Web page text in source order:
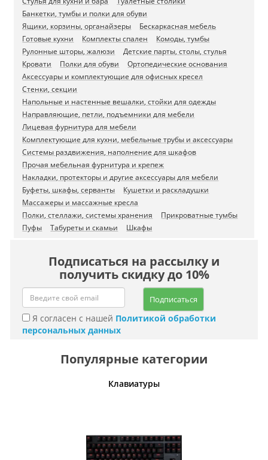
Банкетки, тумбы и полки для обуви
Ящики, корзины, органайзеры
Бескаркасная мебель
Готовые кухни
Комплекты спален
Комоды, тумбы
Рулонные шторы, жалюзи
Детские парты, столы, стулья
Кровати
Полки для обуви
Ортопедические основания
Аксессуары и комплектующие для офисных кресел
Стенки, секции
Напольные и настенные вешалки, стойки для одежды
Направляющие, петли, подъемники для мебели
Лицевая фурнитура для мебели
Комплектующие для кухни, мебельные трубы и аксессуары
Системы раздвижения, наполнение для шкафов
Прочая мебельная фурнитура и крепеж
Накладки, протекторы и другие аксессуары для мебели
Буфеты, шкафы, серванты
Кушетки и раскладушки
Массажеры и массажные кресла
Полки, стеллажи, системы хранения
Прикроватные тумбы
Пуфы
Табуреты и скамьи Шкафы
Подписаться на рассылку и
получить скидку до 10%
Подписаться
Я согласен с нашей Политикой обработки
персональных данных
Популярные категории
Клавиатуры